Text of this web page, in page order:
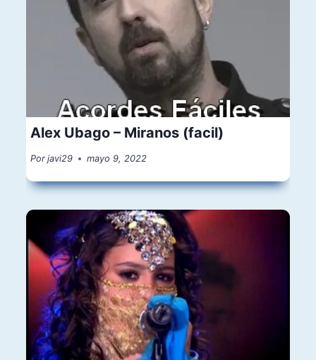
Alex Ubago – Miranos (facil)
Por javi29 mayo 9, 2022